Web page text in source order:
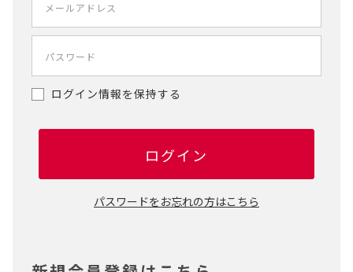
ログイン情報を保持する
ログイン
パスワードをお忘れの方はこちら